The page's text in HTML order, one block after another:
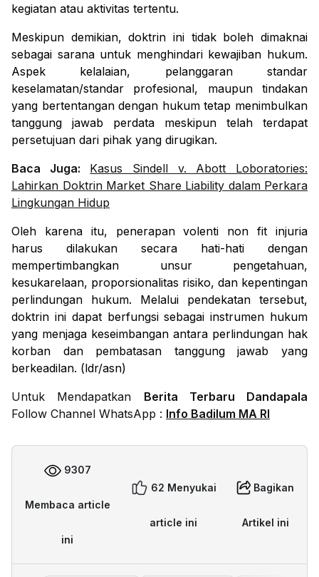
kegiatan atau aktivitas tertentu.
Meskipun demikian, doktrin ini tidak boleh dimaknai
sebagai sarana untuk menghindari kewajiban hukum.
Aspek kelalaian, pelanggaran standar
keselamatan/standar profesional, maupun tindakan
yang bertentangan dengan hukum tetap menimbulkan
tanggung jawab perdata meskipun telah terdapat
persetujuan dari pihak yang dirugikan.
Baca Juga:
Kasus Sindell v. Abott Loboratories:
Lahirkan Doktrin Market Share Liability dalam Perkara
Lingkungan Hidup
Oleh karena itu, penerapanvolenti non fit injuria
harus dilakukan secara hati-hati dengan
mempertimbangkan unsur pengetahuan,
kesukarelaan, proporsionalitas risiko, dan kepentingan
perlindungan hukum. Melalui pendekatan tersebut,
doktrin ini dapat berfungsi sebagai instrumen hukum
yang menjaga keseimbangan antara perlindungan hak
korban dan pembatasan tanggung jawab yang
berkeadilan. (ldr/asn)
Untuk Mendapatkan Berita Terbaru Dandapala
Follow Channel WhatsApp : Info Badilum MA RI
9307
Membaca article
ini
62 Menyukai
article ini
Bagikan
Artikel ini